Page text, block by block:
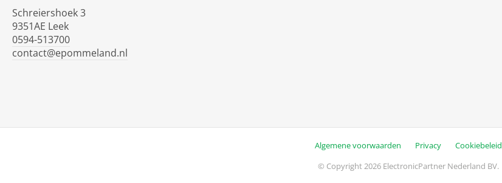
Schreiershoek 3
9351AE Leek
0594-513700
contact@epommeland.nl
Algemene voorwaarden Privacy
Cookiebeleid
© Copyright 2026 ElectronicPartner Nederland BV.